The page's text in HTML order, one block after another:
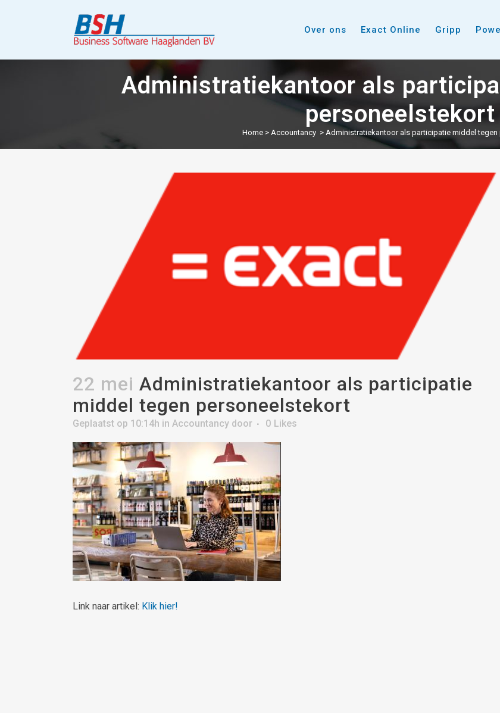
Over ons Exact Online Gripp
Administratiekantoor als
personeelstekort
Home> Accountancy > Administratiekantoor als participatie middel
22 mei Administratiekantoor als participatie
middel tegen personeelstekort
Geplaatst op 10:14h in Accountancy door 0 Likes
Link naar artikel: Klik hier!